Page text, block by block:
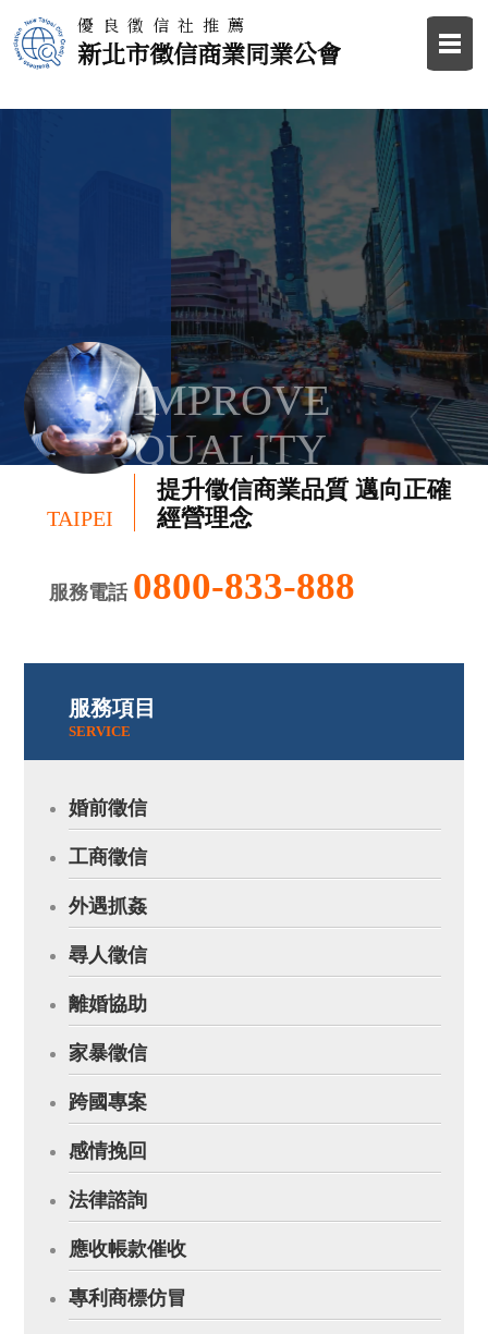
優良徵信社推薦
新北市徵信商業同業公會
IMPROVE
QUALITY
TAIPEI
提升徵信商業品質 邁向正確
經營理念
服務電話 0800-833-888
服務項目
SERVICE
婚前徵信
工商徵信
外遇抓姦
尋人徵信
離婚協助
家暴徵信
跨國專案
感情挽回
法律諮詢
應收帳款催收
專利商標仿冒